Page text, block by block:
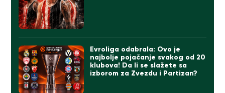
Evroliga odabrala: Ovo je
najbolje pojačanje svakog od 20
klubova! Da li se slažete sa
izborom za Zvezdu i Partizan?